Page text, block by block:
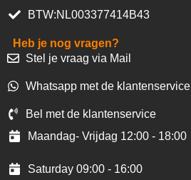
BTW:NL003377414B43
Heb je nog vragen?
Stel je vraag via Mail
Whatsapp met de klantenservice
Bel met de klantenservice
Maandag- Vrijdag 12:00 - 18:00
Saturday 09:00 - 16:00